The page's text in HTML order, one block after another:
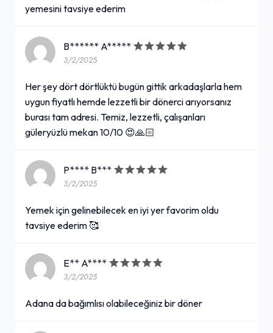
yemesini tavsiye ederim
B****** A*****
3/2/2025
Her şey dört dörtlüktü bugün gittik arkadaşlarla hem
uygun fiyatlı hemde lezzetli bir dönerci arıyorsanız
burası tam adresi. Temiz, lezzetli, çalışanları
güleryüzlü mekan 10/10 😍🙏🏻
P**** B***
3/2/2025
Yemek için gelinebilecek en iyi yer favorim oldu
tavsiye ederim 🥰
E** A****
3/2/2025
Adana da bağımlısı olabileceğiniz bir döner